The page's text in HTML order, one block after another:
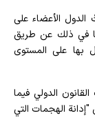
الدول الأعضاء على
في ذلك عن طريق
بها على المستوى
الدولي فيما
الهجمات التي